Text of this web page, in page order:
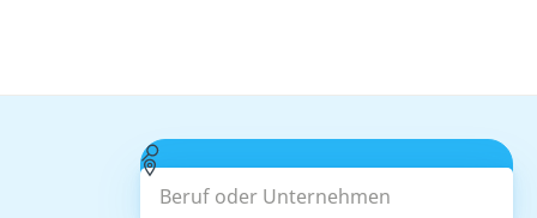
Beruf oder Unternehmen
Suchen